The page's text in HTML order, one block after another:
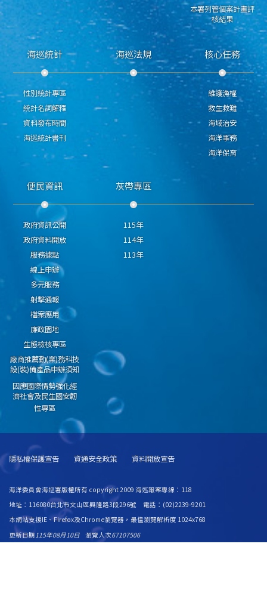
本署列管個案計畫評
核結果
海巡統計
性別統計專區
統計名詞解釋
資料發布時間
海巡統計書刊
海巡法規 核心任務
維護漁權
救生救難
海域治安
海洋事務
海洋保育
便民資訊
政府資訊公開
政府資料開放
服務據點
線上申辦
多元服務
射擊通報
檔案應用
廉政園地
生態檢核專區
廠商推薦勤(業)務科技
設(裝)備產品申辦須知
因應國際情勢強化經
濟社會及民生國安韌
性專區
灰帶專區
115年
114年
113年
隱私權保護宣告 資通安全政策 資料開放宣告
海洋委員會海巡署版權所有 copyright 2009 海巡報案專線：118
地址：116080台北市文山區興隆路3段296號 電話：(02)2239-9201
本網站支援IE、Firefox及Chrome瀏覽器，最佳瀏覽解析度 1024x768
更新日期115年08月10日 瀏覽人次67107506